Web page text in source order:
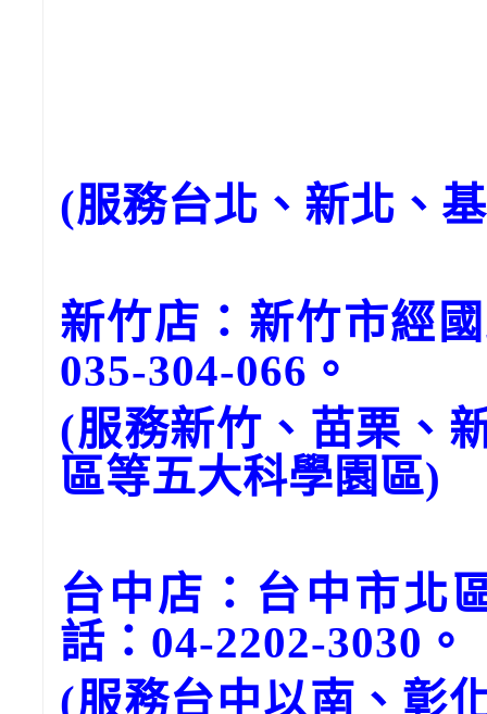
(服務台北、新北、
新竹店：新竹市經
035-304-066。
(服務新竹、苗栗、
區等五大科學園區)
台中店：台中市北
話：04-2202-3030。
(服務台中以南、彰